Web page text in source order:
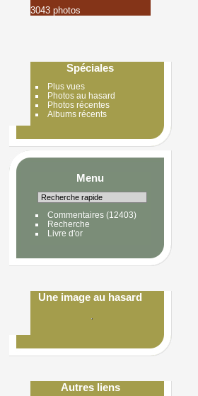
3043 photos
Spéciales
Plus vues
Photos au hasard
Photos récentes
Albums récents
Menu
Commentaires(12403)
Recherche
Livre d'or
Une image au hasard
Autres liens